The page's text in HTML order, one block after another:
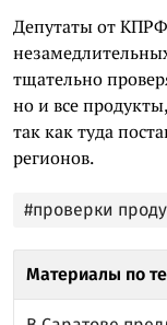
Депутаты от КПРФ
тщательно
но и все
так как туда
регионов.
#проверки
Материалы по